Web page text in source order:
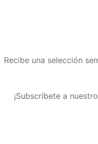
Recibe una selección
¡Subscríbete a